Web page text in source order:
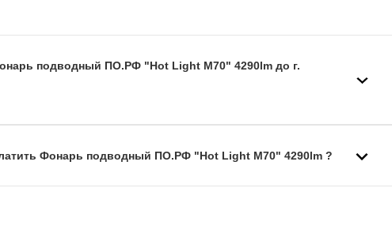
подводный ПО.РФ "Hot Light M70" 4290lm до г.
Фонарь подводный ПО.РФ "Hot Light M70" 4290lm ?